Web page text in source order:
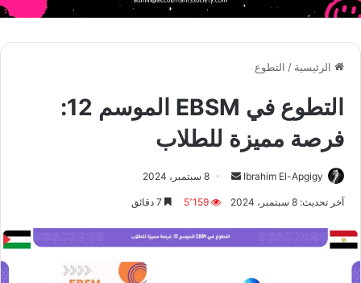
الرئيسية / التطوع
التطوع في EBSM الموسم 12:
فرصة مميزة للطلاب
Ibrahim El-Apgigy
أرسل 8 سبتمبر، 2024
آخر تحديث: 8 سبتمبر، 2024 5٬159